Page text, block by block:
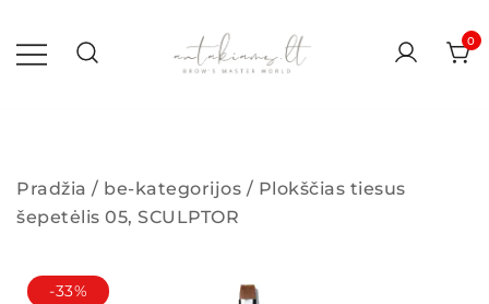
to
content
0
Pradžia / be-kategorijos / Plokščias tiesus
šepetėlis 05, SCULPTOR
-33%